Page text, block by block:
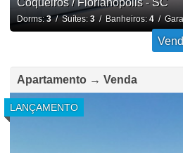
Coqueiros / Florianópolis - SC
Dorms:3/ Suítes: 3/ Banheiros: 4/
Apartamento → Venda
LANÇAMENTO